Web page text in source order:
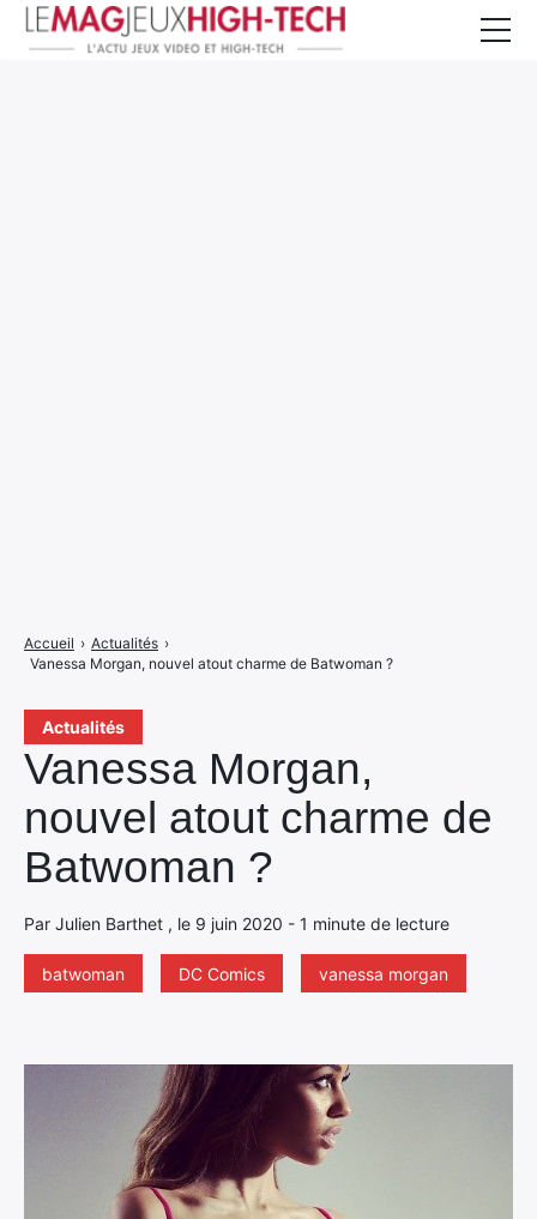
Actualités
Vanessa Morgan,
nouvel atout charme de
Batwoman ?
Par Julien Barthet , le 9 juin 2020 - 1 minute de lecture
batwoman DC Comics vanessa morgan
Accueil › Actualités ›
Vanessa Morgan, nouvel atout charme de Batwoman ?